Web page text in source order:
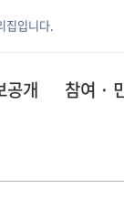
집입니다.
공개 참여 ·